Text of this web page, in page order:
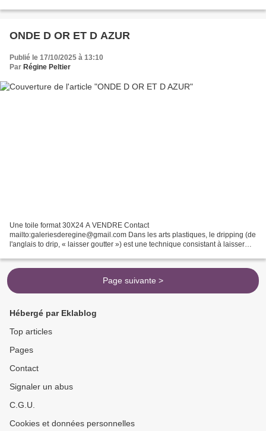
ONDE D OR ET D AZUR
Publié le 17/10/2025 à 13:10
Par Régine Peltier
Une toile format 30X24 A VENDRE Contact
mailto:galeriesderegine@gmail.com Dans les arts plastiques, le dripping (de
l'anglais to drip, « laisser goutter ») est une technique consistant à laisser
Page suivante >
Hébergé par Eklablog
Top articles
Pages
Contact
Signaler un abus
C.G.U.
Cookies et données personnelles